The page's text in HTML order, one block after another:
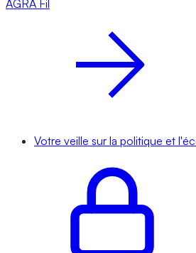
AGRA Fil
Votre veille sur la politique et